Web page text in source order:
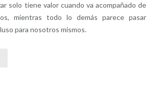
solo tiene valor cuando va acompañado de
mientras todo lo demás parece pasar
para nosotros mismos.